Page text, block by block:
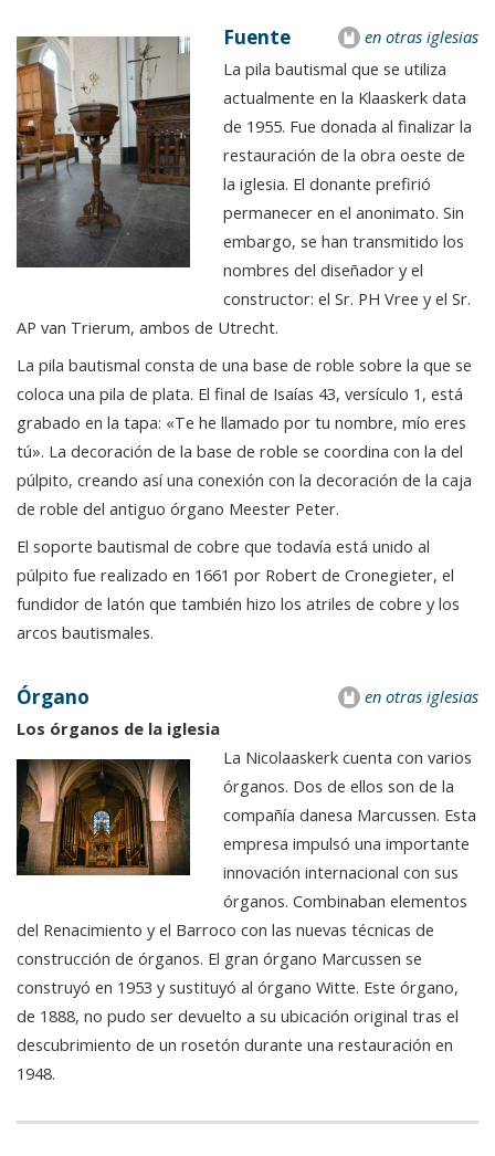
en otras iglesias
Fuente
La pila bautismal que se utiliza
actualmente en la Klaaskerk data
de 1955. Fue donada al finalizar la
restauración de la obra oeste de
la iglesia. El donante prefirió
permanecer en el anonimato. Sin
embargo, se han transmitido los
nombres del diseñador y el
constructor: el Sr. PH Vree y el Sr.
AP van Trierum, ambos de Utrecht.
La pila bautismal consta de una base de roble sobre la que se
coloca una pila de plata. El final de Isaías 43, versículo 1, está
grabado en la tapa: «Te he llamado por tu nombre, mío eres
tú». La decoración de la base de roble se coordina con la del
púlpito, creando así una conexión con la decoración de la caja
de roble del antiguo órgano Meester Peter.
El soporte bautismal de cobre que todavía está unido al
púlpito fue realizado en 1661 por Robert de Cronegieter, el
fundidor de latón que también hizo los atriles de cobre y los
arcos bautismales.
en otras iglesias
Órgano
Los órganos de la iglesia
La Nicolaaskerk cuenta con varios
órganos. Dos de ellos son de la
compañía danesa Marcussen. Esta
empresa impulsó una importante
innovación internacional con sus
órganos. Combinaban elementos
del Renacimiento y el Barroco con las nuevas técnicas de
construcción de órganos. El gran órgano Marcussen se
construyó en 1953 y sustituyó al órgano Witte. Este órgano,
de 1888, no pudo ser devuelto a su ubicación original tras el
descubrimiento de un rosetón durante una restauración en
1948.